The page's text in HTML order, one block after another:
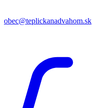
obec@teplickanadvahom.sk